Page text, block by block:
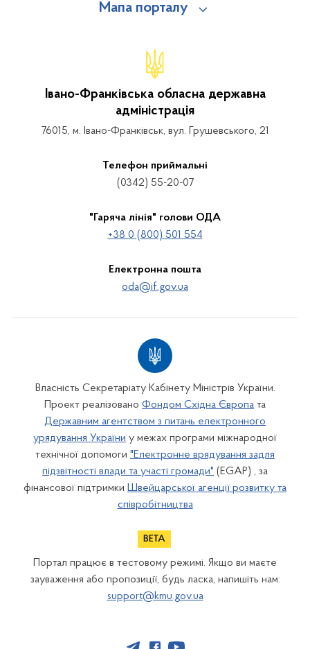
Мапа порталу
Івано-Франківська обласна державна
адміністрація
76015, м. Івано-Франківськ, вул. Грушевського, 21
Телефон приймальні
(0342) 55-20-07
"Гаряча лінія" голови ОДА
+38 0 (800) 501 554
Електронна пошта
oda@if.gov.ua
Власність Секретаріату Кабінету Міністрів України.
Проект реалізовано Фондом Східна Європа та
Державним агентством з питань електронного
урядування України у межах програми міжнародної
технічної допомоги "Електронне врядування задля
підзвітності влади та участі громади" (EGAP) , за
фінансової підтримки Швейцарської агенції розвитку та
співробітництва
Портал працює в тестовому режимі. Якщо ви маєте
зауваження або пропозиції, будь ласка, напишіть нам:
support@kmu.gov.ua